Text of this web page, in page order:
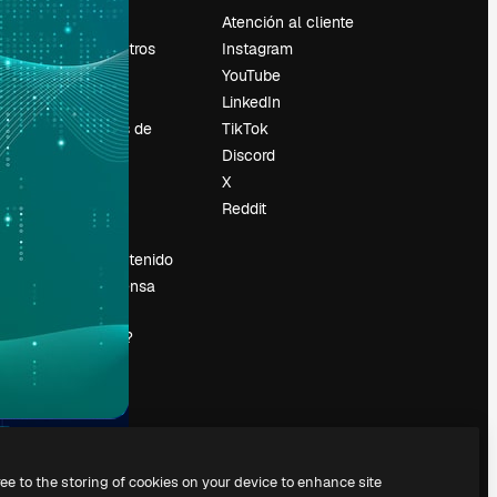
Precios
Sobre nosotros
Reviews
Empleo
Tendencias de
búsqueda
Slidesgo
Vender contenido
Sala de prensa
¿Buscas
magnific.ai?
Atención al cliente
Instagram
YouTube
LinkedIn
TikTok
Discord
X
Reddit
to the storing of cookies on your device to enhance site